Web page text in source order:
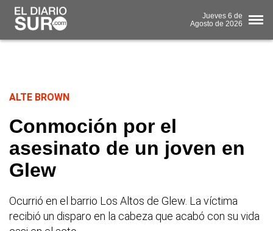
Jueves 6 de
Agosto de 2026
ALTE BROWN
Conmoción por el
asesinato de un joven en
Glew
Ocurrió en el barrio Los Altos de Glew. La víctima
recibió un disparo en la cabeza que acabó con su vida